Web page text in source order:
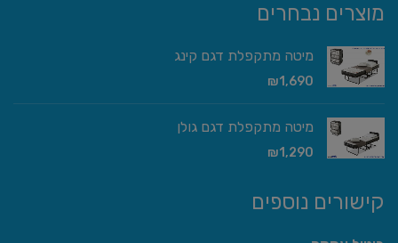
מוצרים נבחרים
מיטה מתקפלת דגם קינג
₪1,690
מיטה מתקפלת דגם גולן
₪1,290
קישורים נוספים